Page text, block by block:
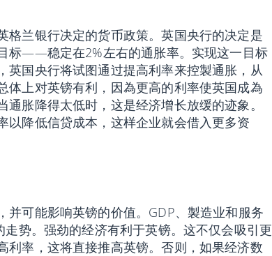
格兰银行决定的货币政策。英国央行的决定是
标——稳定在2%左右的通胀率。实现这一目标
英国央行将试图通过提高利率来控製通胀，从
体上对英镑有利，因為更高的利率使英国成為
胀降得太低时，这是经济增长放缓的迹象。
以降低信贷成本，这样企业就会借入更多资
并可能影响英镑的价值。GDP、製造业和服务
势。强劲的经济有利于英镑。这不仅会吸引更
利率，这将直接推高英镑。否则，如果经济数